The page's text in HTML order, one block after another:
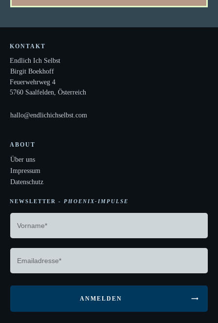
KONTAKT
Endlich Ich Selbst
Birgit Boekhoff
Feuerwehrweg 4
5760 Saalfelden, Österreich
hallo@endlichichselbst.com
ABOUT
Über uns
Impressum
Datenschutz
NEWSLETTER - PHOENIX-IMPULSE
ANMELDEN